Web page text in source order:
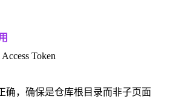
Token
确，确保是仓库根目录而非子页面